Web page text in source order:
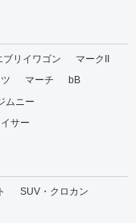
ブリイワゴン
マークII
マーチ
bB
ムニー
サー
SUV・クロカン